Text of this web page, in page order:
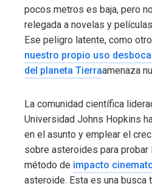
pocos metros es baja, pero
relegada a novelas y
Ese peligro latente, como
nuestro propio uso
del planeta Tierraamenaza
La comunidad científica
Universidad Johns Hopkins
en el asunto y emplear el
sobre asteroides para probar
método de impacto
asteroide. Esta es una busca